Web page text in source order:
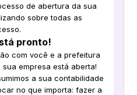
de abertura da sua
sobre todas as
pronto!
com você e a prefeitura
empresa está aberta!
a sua contabilidade
no que importa: fazer a